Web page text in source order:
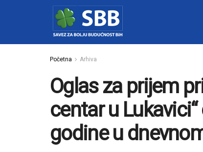
Početna Arhiva
Oglas za prijem
centar u
godine u